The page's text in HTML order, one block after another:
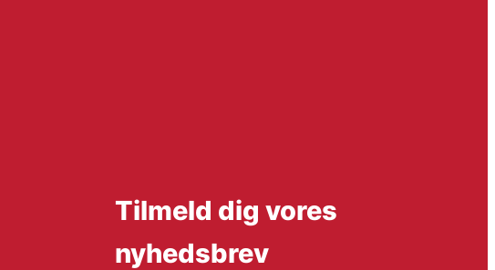
Tilmeld dig vores
nyhedsbrev